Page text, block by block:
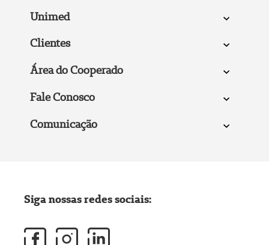
Unimed
Clientes
Área do Cooperado
Fale Conosco
Comunicação
Siga nossas redes sociais: